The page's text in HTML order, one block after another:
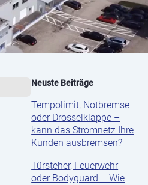
Neuste Beiträge
Tempolimit, Notbremse
oder Drosselklappe –
kann das Stromnetz Ihre
Kunden ausbremsen?
Türsteher, Feuerwehr
oder Bodyguard – Wie